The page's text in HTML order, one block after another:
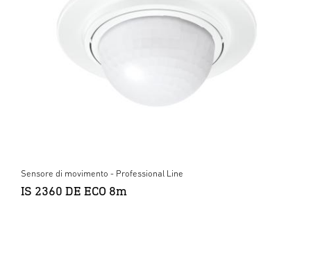
Sensore di movimento - Professional Line
IS 2360 DE ECO 8m